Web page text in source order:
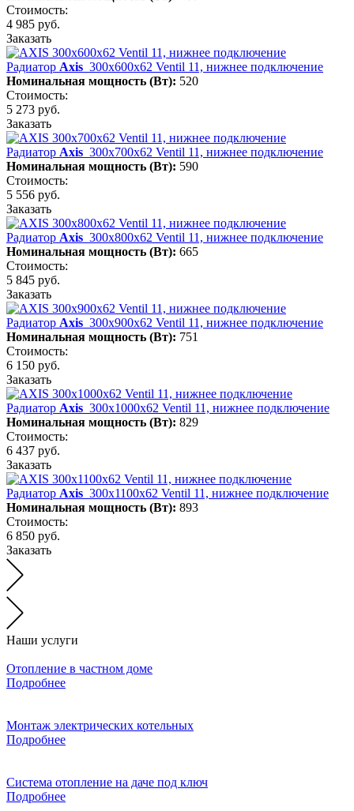
Стоимость:
4 985 руб.
Заказать
Радиатор Axis 300х600х62 Ventil 11, нижнее подключение
Номинальная мощность (Вт): 520
Стоимость:
5 273 руб.
Заказать
Радиатор Axis 300х700х62 Ventil 11, нижнее подключение
Номинальная мощность (Вт): 590
Стоимость:
5 556 руб.
Заказать
Радиатор Axis 300х800х62 Ventil 11, нижнее подключение
Номинальная мощность (Вт): 665
Стоимость:
5 845 руб.
Заказать
Радиатор Axis 300х900х62 Ventil 11, нижнее подключение
Номинальная мощность (Вт): 751
Стоимость:
6 150 руб.
Заказать
Радиатор Axis 300х1000х62 Ventil 11, нижнее подключение
Номинальная мощность (Вт): 829
Стоимость:
6 437 руб.
Заказать
Радиатор Axis 300х1100х62 Ventil 11, нижнее подключение
Номинальная мощность (Вт): 893
Стоимость:
6 850 руб.
Заказать
Наши услуги
Отопление в частном доме
Подробнее
Монтаж электрических котельных
Подробнее
Система отопление на даче под ключ
Подробнее